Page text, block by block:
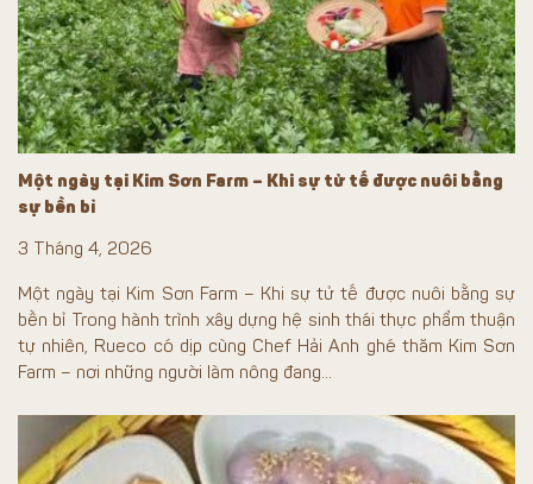
Một ngày tại Kim Sơn Farm – Khi sự tử tế được nuôi bằng
sự bền bỉ
3 Tháng 4, 2026
Một ngày tại Kim Sơn Farm – Khi sự tử tế được nuôi bằng sự
bền bỉ Trong hành trình xây dựng hệ sinh thái thực phẩm thuận
tự nhiên, Rueco có dịp cùng Chef Hải Anh ghé thăm Kim Sơn
Farm – nơi những người làm nông đang...